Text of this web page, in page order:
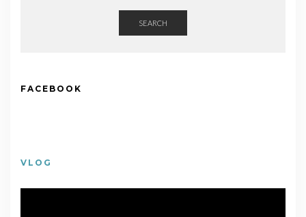
SEARCH
FACEBOOK
VLOG